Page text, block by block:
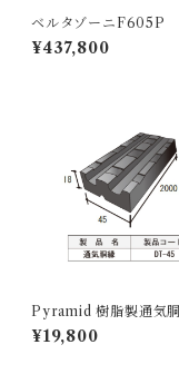
ベルタゾーニF605P
ーブン イタリア製
¥437,800
Pyramid 樹脂製通気
45（25本入り）
¥19,800